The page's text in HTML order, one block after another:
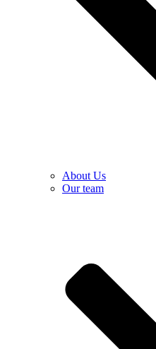
About Us
Our team